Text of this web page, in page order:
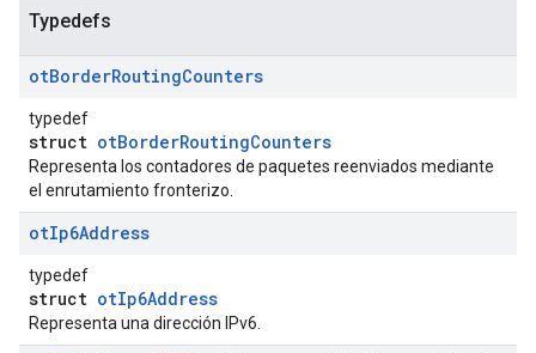
Typedefs
otBorderRoutingCounters
typedef
struct otBorderRoutingCounters
Representa los contadores de paquetes reenviados mediante
el enrutamiento fronterizo.
otIp6Address
typedef
struct otIp6Address
Representa una dirección IPv6.